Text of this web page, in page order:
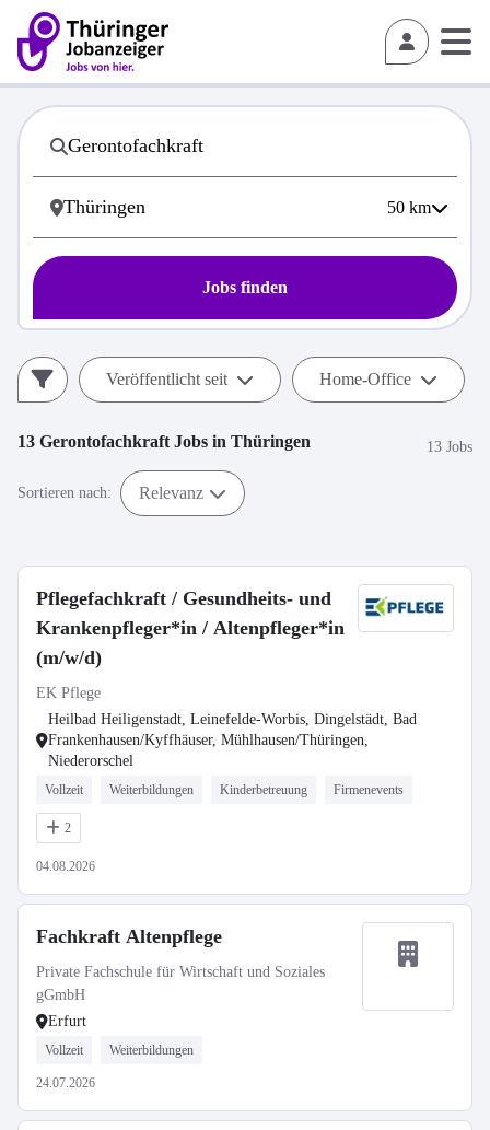
50 km
Jobs finden
Veröffentlicht seit Home-Office
13 Gerontofachkraft Jobs in Thüringen 13 Jobs
Sortieren nach: Relevanz
Pflegefachkraft / Gesundheits- und
Krankenpfleger*in / Altenpfleger*in
(m/w/d)
EK Pflege
Heilbad Heiligenstadt, Leinefelde-Worbis, Dingelstädt, Bad
Frankenhausen/Kyffhäuser, Mühlhausen/Thüringen,
Niederorschel
Vollzeit Weiterbildungen Kinderbetreuung Firmenevents
2
04.08.2026
Fachkraft Altenpflege
Private Fachschule für Wirtschaft und Soziales
gGmbH
Erfurt
Vollzeit Weiterbildungen
24.07.2026